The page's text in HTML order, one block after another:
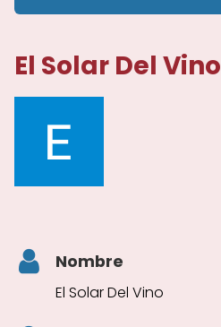
El Solar Del Vino
Nombre
El Solar Del Vino